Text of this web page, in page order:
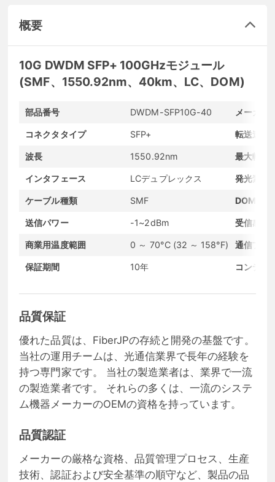
概要
10G DWDM SFP+ 100GHzモジュール
(SMF、1550.92nm、40km、LC、DOM)
部品番号 DWDM-SFP10G-40 メーカー
コネクタタイプ SFP+ 転送速度
波長 1550.92nm 最大転送
インタフェース LCデュプレックス 発光素子
ケーブル種類 SMF DOMサ
送信パワー -1~2dBm 受信感度
商業用温度範囲 0 ～ 70°C (32 ～ 158°F) 通信プロ
保証期間 10年 コンディ
品質保証
優れた品質は、FiberJPの存続と開発の基盤です。
当社の運用チームは、光通信業界で長年の経験を
持つ専門家です。 当社の製造業者は、業界で一流
の製造業者です。 それらの多くは、一流のシステ
ム機器メーカーのOEMの資格を持っています。
品質認証
メーカーの厳格な資格、品質管理プロセス、生産
技術、認証および安全基準の順守など、製品の品